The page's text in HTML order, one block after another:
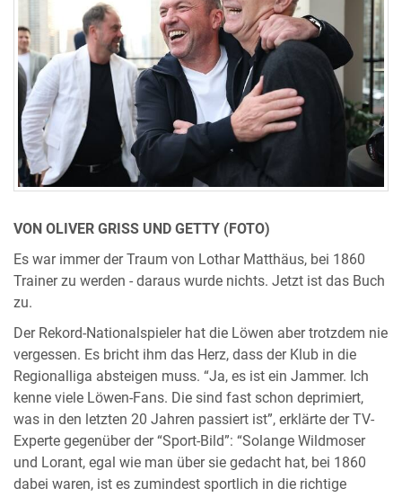
VON OLIVER GRISS UND GETTY (FOTO)
Es war immer der Traum von Lothar Matthäus, bei 1860
Trainer zu werden - daraus wurde nichts. Jetzt ist das Buch
zu.
Der Rekord-Nationalspieler hat die Löwen aber trotzdem nie
vergessen. Es bricht ihm das Herz, dass der Klub in die
Regionalliga absteigen muss. “Ja, es ist ein Jammer. Ich
kenne viele Löwen-Fans. Die sind fast schon deprimiert,
was in den letzten 20 Jahren passiert ist”, erklärte der TV-
Experte gegenüber der “Sport-Bild”: “Solange Wildmoser
und Lorant, egal wie man über sie gedacht hat, bei 1860
dabei waren, ist es zumindest sportlich in die richtige